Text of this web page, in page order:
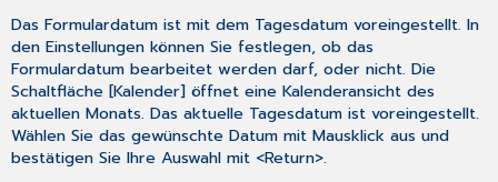
Das Formulardatum ist mit dem Tagesdatum voreingestellt. In
denEinstellungen können Sie festlegen, ob das
Formulardatum bearbeitet werden darf, oder nicht. Die
Schaltfläche [Kalender] öffnet eine Kalenderansicht des
aktuellen Monats. Das aktuelle Tagesdatum ist voreingestellt.
Wählen Sie das gewünschte Datum mit Mausklick aus und
bestätigen Sie Ihre Auswahl mit <Return>.